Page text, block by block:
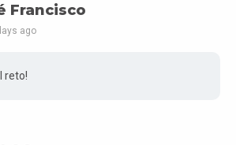
Francisco
ago
reto!